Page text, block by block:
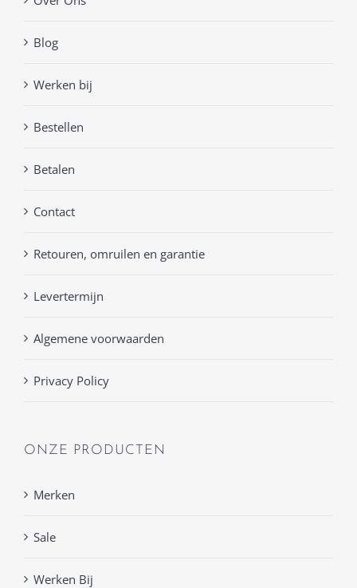
Blog
Werken bij
Bestellen
Betalen
Contact
Retouren, omruilen en garantie
Levertermijn
Algemene voorwaarden
Privacy Policy
ONZE PRODUCTEN
Merken
Sale
Werken Bij